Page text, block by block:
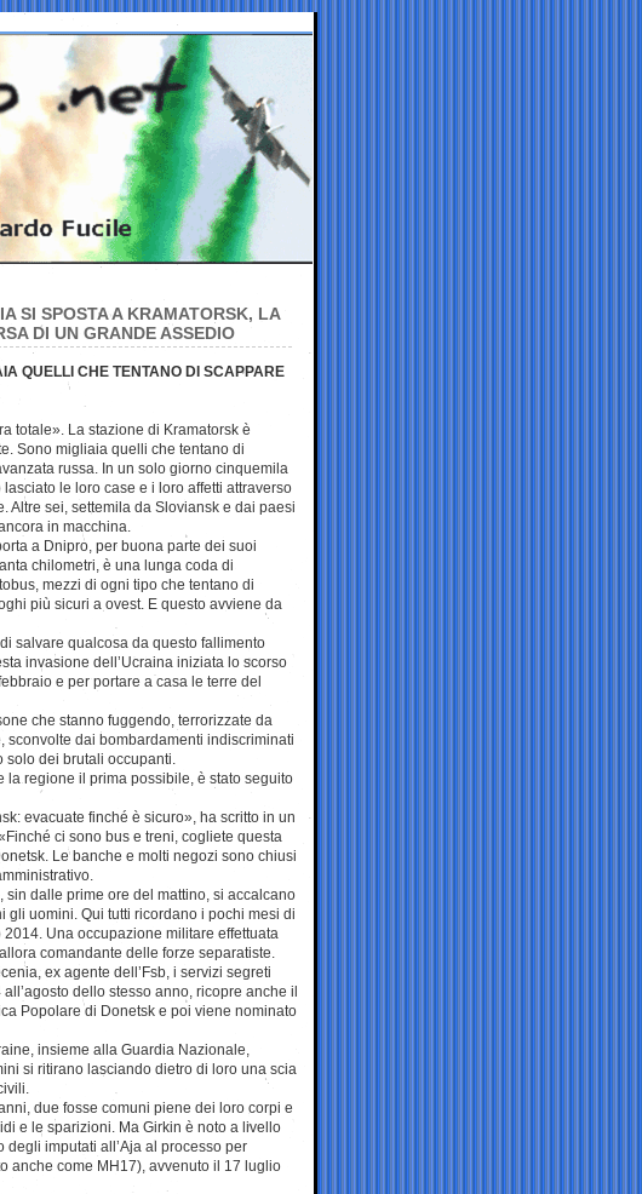
SI SPOSTA A KRAMATORSK, LA
DI UN GRANDE ASSEDIO
QUELLI CHE TENTANO DI SCAPPARE
totale». La stazione di Kramatorsk è
Sono migliaia quelli che tentano di
russa. In un solo giorno cinquemila
le loro case e i loro affetti attraverso
Altre sei, settemila da Sloviansk e dai paesi
in macchina.
a Dnipro, per buona parte dei suoi
chilometri, è una lunga coda di
mezzi di ogni tipo che tentano di
più sicuri a ovest. E questo avviene da
di salvare qualcosa da questo fallimento
invasione dell’Ucraina iniziata lo scorso
e per portare a casa le terre del
che stanno fuggendo, terrorizzate da
dai bombardamenti indiscriminati
solo dei brutali occupanti.
la regione il prima possibile, è stato seguito
evacuate finché è sicuro», ha scritto in un
ci sono bus e treni, cogliete questa
Le banche e molti negozi sono chiusi
sin dalle prime ore del mattino, si accalcano
gli uomini. Qui tutti ricordano i pochi mesi di
Una occupazione militare effettuata
comandante delle forze separatiste.
ex agente dell’Fsb, i servizi segreti
dello stesso anno, ricopre anche il
Popolare di Donetsk e poi viene nominato
insieme alla Guardia Nazionale,
si ritirano lasciando dietro di loro una scia
due fosse comuni piene dei loro corpi e
e le sparizioni. Ma Girkin è noto a livello
imputati all’Aja al processo per
anche come MH17), avvenuto il 17 luglio